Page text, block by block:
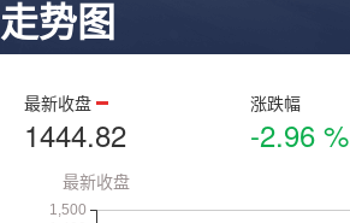
走势图
最新收盘
1444.82
涨跌幅
-2.96 %